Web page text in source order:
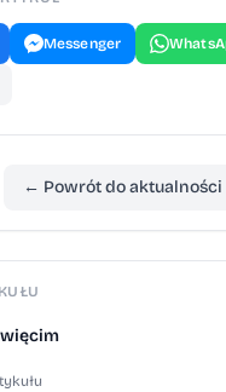
Messenger
← Powrót do aktualności